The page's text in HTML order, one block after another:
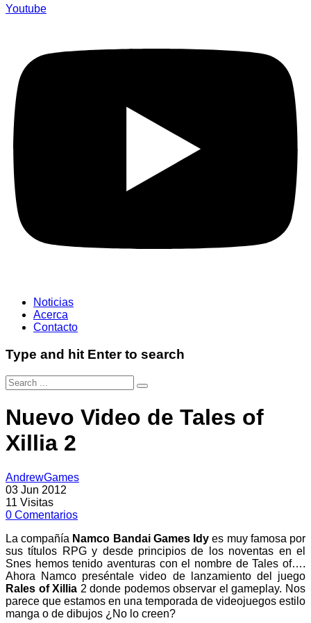
Youtube
Noticias
Acerca
Contacto
Type and hit Enter to search
Nuevo Video de Tales of
Xillia 2
AndrewGames
03 Jun 2012
11 Visitas
0 Comentarios
La compañía Namco Bandai Games Idy es muy famosa por
sus títulos RPG y desde principios de los noventas en el
Snes hemos tenido aventuras con el nombre de Tales of….
Ahora Namco preséntale video de lanzamiento del juego
Rales of Xillia 2 donde podemos observar el gameplay. Nos
parece que estamos en una temporada de videojuegos estilo
manga o de dibujos ¿No lo creen?